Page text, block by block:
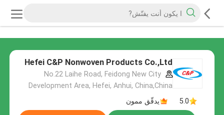
Hefei C&P Nonwoven Products Co.,Ltd
No.22 Laihe Road, Feidong New City
Development Area, Hefei, Anhui, China,China
5.0
يدقّق ممون